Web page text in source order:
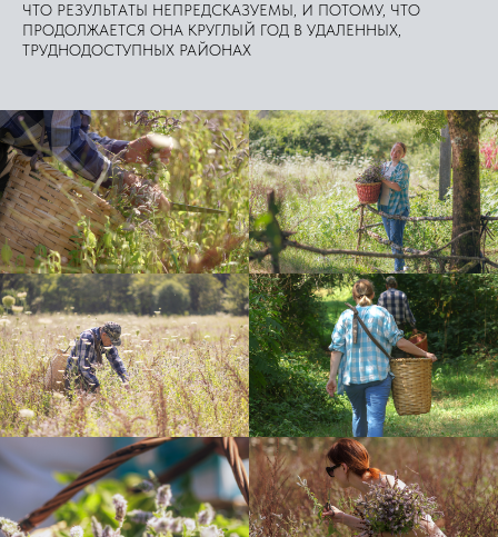
ЧТО РЕЗУЛЬТАТЫ НЕПРЕДСКАЗУЕМЫ, И ПОТОМУ, ЧТО
ПРОДОЛЖАЕТСЯ ОНА КРУГЛЫЙ ГОД В УДАЛЕННЫХ,
ТРУДНОДОСТУПНЫХ РАЙОНАХ